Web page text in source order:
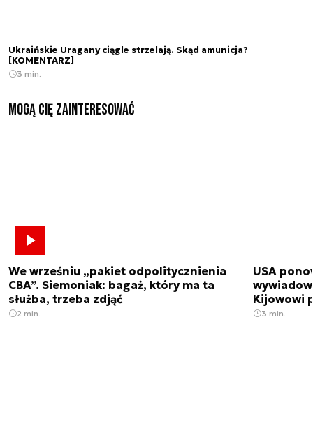
Ukraińskie Uragany ciągle strzelają. Skąd amunicja?
[KOMENTARZ]
3 min.
Mogą Cię zainteresować
We wrześniu „pakiet odpolitycznienia
CBA”. Siemoniak: bagaż, który ma ta
służba, trzeba zdjąć
2 min.
USA
Kijowowi
3 min.